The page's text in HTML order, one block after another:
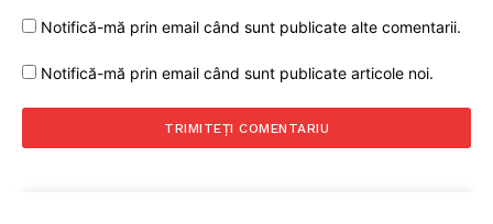
Notifică-mă prin email când sunt publicate alte comentarii.
Notifică-mă prin email când sunt publicate articole noi.